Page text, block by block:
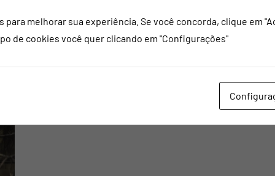
relacionamento, todos nós estamos bem cientes do
cenário típico do […]
para melhorar sua experiência. Se você concorda, clique em
de cookies você quer clicando em "Configurações"